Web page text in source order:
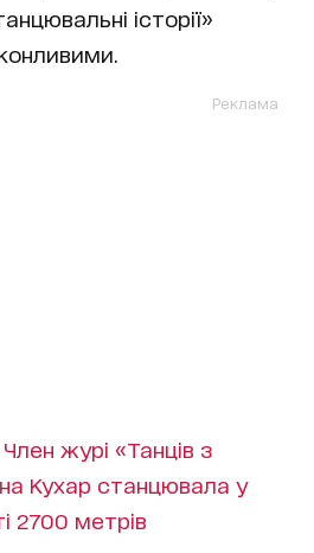
історії»
Реклама
Член журі «Танців з
Кухар станцювала у
2700 метрів